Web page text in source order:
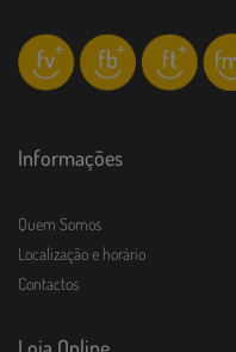
Informações
Quem Somos
Localização e horário
Contactos
Loja Online